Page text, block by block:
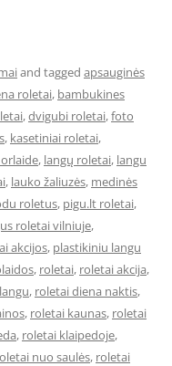
and tagged apsauginės
roletai, bambukines
,dvigubi roletai,foto
, kasetiniai roletai,
, langų roletai, langu
, lauko žaliuzės, medinės
roletus, pigu.lt roletai,
roletai vilniuje,
akcijos, plastikiniu langu
, roletai, roletai akcija,
, roletai diena naktis,
, roletai kaunas, roletai
, roletai klaipedoje,
nuo saulės, roletai